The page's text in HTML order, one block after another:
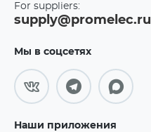
For suppliers:
supply@promelec.ru
Мы в соцсетях
Наши приложения